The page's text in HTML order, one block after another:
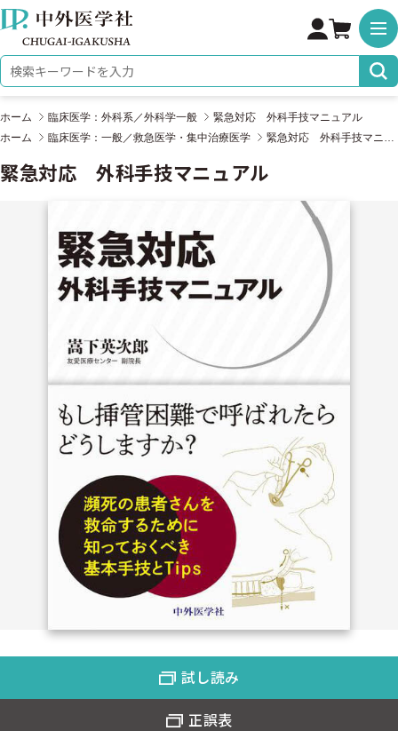
株式会社 中外医学社
検索キーワード
ホーム 臨床医学：外科系／外科学一般
緊急対応 外科手技マニュアル
ホーム
臨床医学：一般／救急医学・集中治療医学
緊急対応 外科手技マニュアル
試し読み
正誤表